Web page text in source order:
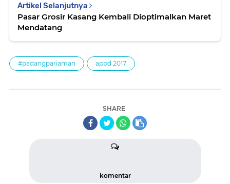
Artikel Selanjutnya
Pasar Grosir Kasang Kembali Dioptimalkan Maret
Mendatang
#padangpariaman apbd 2017
SHARE
komentar